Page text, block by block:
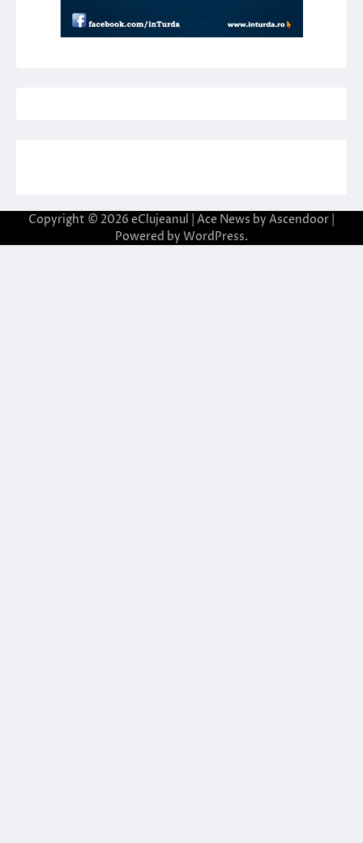
Copyright © 2026 eClujeanul | Ace News by Ascendoor
Powered by WordPress.